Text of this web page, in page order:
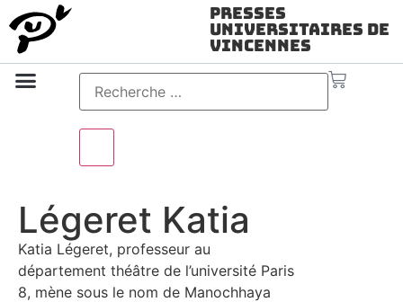
Presses
Universitaires de
Vincennes
Légeret Katia
Katia Légeret, professeur au
département théâtre de l’université Paris
8, mène sous le nom de Manochhaya